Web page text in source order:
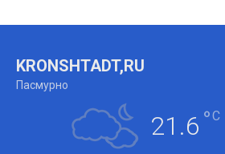
KRONSHTADT,RU
Пасмурно
21.6 °C